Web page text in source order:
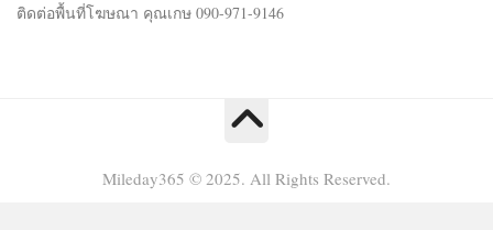
ติดต่อพื้นที่โฆษณา คุณเกษ 090-971-9146
Mileday365 © 2025. All Rights Reserved.